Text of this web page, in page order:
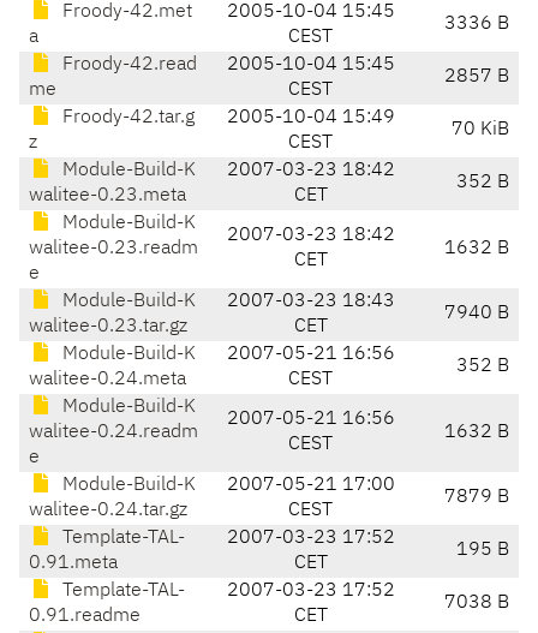
Froody-42.met
a
2005-10-04 15:45
CEST
3336 B
Froody-42.read
me
2005-10-04 15:45
CEST
2857 B
Froody-42.tar.g
z
2005-10-04 15:49
CEST
70 KiB
Module-Build-K
walitee-0.23.meta
2007-03-23 18:42
CET
352 B
Module-Build-K
walitee-0.23.readm
e
2007-03-23 18:42
CET
1632 B
Module-Build-K
walitee-0.23.tar.gz
2007-03-23 18:43
CET
7940 B
Module-Build-K
walitee-0.24.meta
2007-05-21 16:56
CEST
352 B
Module-Build-K
walitee-0.24.readm
e
2007-05-21 16:56
CEST
1632 B
Module-Build-K
walitee-0.24.tar.gz
2007-05-21 17:00
CEST
7879 B
Template-TAL-
0.91.meta
2007-03-23 17:52
CET
195 B
Template-TAL-
0.91.readme
2007-03-23 17:52
CET
7038 B